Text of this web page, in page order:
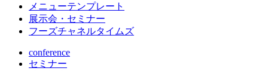
メニューテンプレート
展示会・セミナー
フーズチャネルタイムズ
conference
セミナー